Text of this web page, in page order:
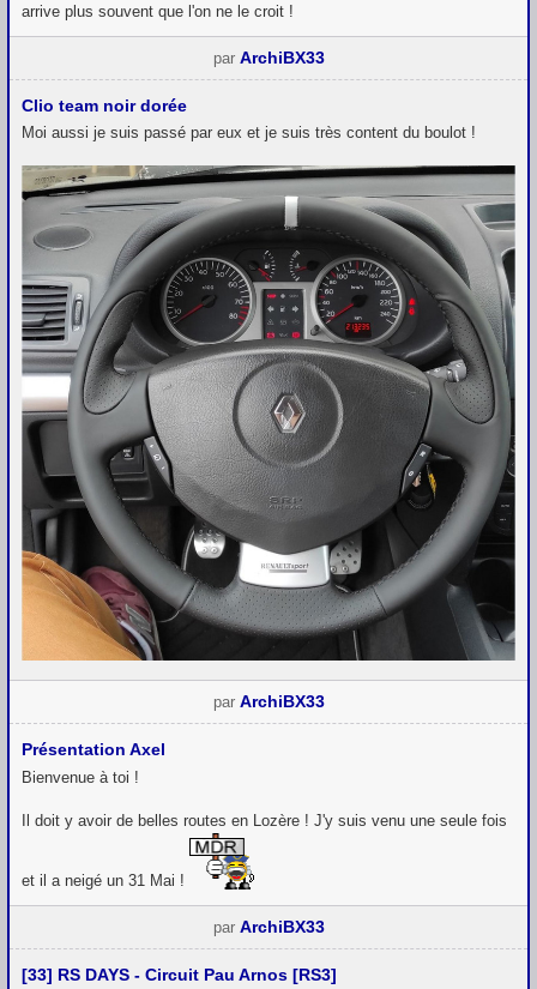
arrive plus souvent que l'on ne le croit !
par ArchiBX33
Clio team noir dorée
Moi aussi je suis passé par eux et je suis très content du boulot !
par ArchiBX33
Présentation Axel
Bienvenue à toi !
Il doit y avoir de belles routes en Lozère ! J'y suis venu une seule fois
et il a neigé un 31 Mai !
par ArchiBX33
[33] RS DAYS - Circuit Pau Arnos [RS3]